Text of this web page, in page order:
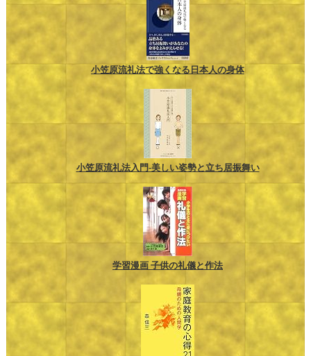
小笠原流礼法で強くなる日本人の身体
小笠原流礼法入門-美しい姿勢と立ち居振舞い
学習漫画 子供の礼儀と作法